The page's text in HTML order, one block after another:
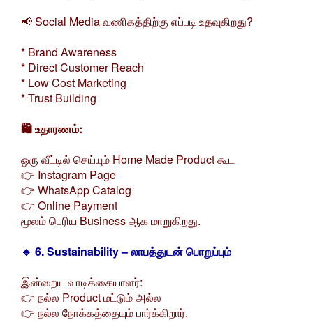
📢 Social Media வணிகத்திற்கு எப்படி உதவுகிறது?
* Brand Awareness
* Direct Customer Reach
* Low Cost Marketing
* Trust Building
🛍️ உதாரணம்:
ஒரு வீட்டில் செய்யும் Home Made Product கூட
👉 Instagram Page
👉 WhatsApp Catalog
👉 Online Payment
மூலம் பெரிய Business ஆக மாறுகிறது.
🔹 6. Sustainability – லாபத்துடன் பொறுப்பும்
இன்றைய வாடிக்கையாளர்:
👉 நல்ல Product மட்டும் அல்ல
👉 நல்ல நோக்கத்தையும் பார்க்கிறார்.